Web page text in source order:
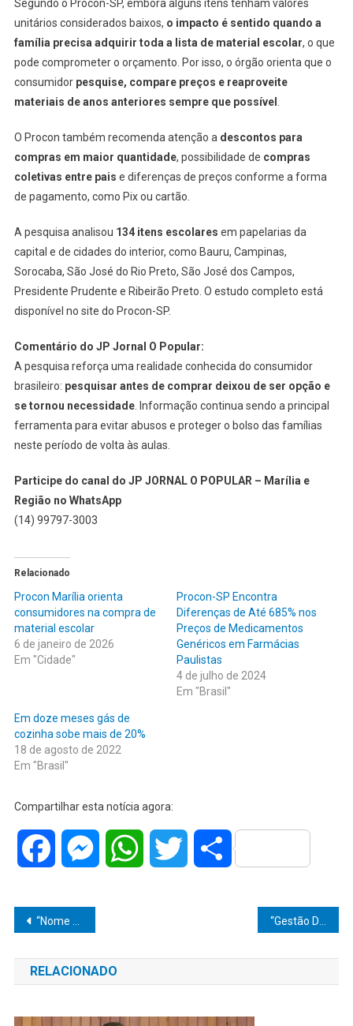
Segundo o Procon-SP, embora alguns itens tenham valores
unitários considerados baixos, o impacto é sentido quando a
família precisa adquirir toda a lista de material escolar, o que
pode comprometer o orçamento. Por isso, o órgão orienta que o
consumidor pesquise, compare preços e reaproveite
materiais de anos anteriores sempre que possível .
O Procon também recomenda atenção a descontos para
compras em maior quantidade, possibilidade de compras
coletivas entre pais e diferenças de preços conforme a forma
de pagamento, como Pix ou cartão.
A pesquisa analisou 134 itens escolares em papelarias da
capital e de cidades do interior, como Bauru, Campinas,
Sorocaba, São José do Rio Preto, São José dos Campos,
Presidente Prudente e Ribeirão Preto. O estudo completo está
disponível no site do Procon-SP.
Comentário do JP Jornal O Popular:
A pesquisa reforça uma realidade conhecida do consumidor
brasileiro: pesquisar antes de comprar deixou de ser opção e
se tornou necessidade. Informação continua sendo a principal
ferramenta para evitar abusos e proteger o bolso das famílias
neste período de volta às aulas.
Participe do canal do JP JORNAL O POPULAR – Marília e
Região no WhatsApp
(14) 99797-3003
Relacionado
Procon Marília orienta
consumidores na compra de
material escolar
6 de janeiro de 2026
Em "Cidade"
Procon-SP Encontra
Diferenças de Até 685% nos
Preços de Medicamentos
Genéricos em Farmácias
Paulistas
4 de julho de 2024
Em "Brasil"
Em doze meses gás de
cozinha sobe mais de 20%
18 de agosto de 2022
Em "Brasil"
Compartilhar esta notícia agora:
Facebook MessengerWhatsAppTwitter Share
Navegação
de
Post
“Nome bonito enche a boca e o coração”, dizem os pais: Cecília, Helena e Miguel dominam os cartórios de Marília em 2025 “Gestão Diogo Ceschim consolida o maior avanço da história da saúde pública em Pompeia”
RELACIONADO